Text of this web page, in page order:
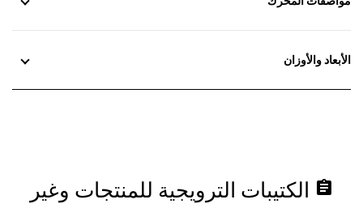
الأبعاد والأوزان
assignment الكتيبات الترويجية للمنتجات وغير